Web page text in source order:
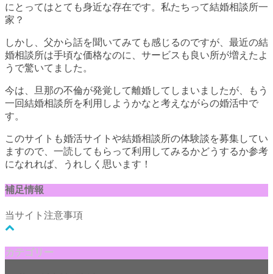
にとってはとても身近な存在です。私たちって結婚相談所一
家？
しかし、父から話を聞いてみても感じるのですが、最近の結
婚相談所は手頃な価格なのに、サービスも良い所が増えたよ
うで驚いてました。
今は、旦那の不倫が発覚して離婚してしまいましたが、もう
一回結婚相談所を利用しようかなと考えながらの婚活中で
す。
このサイトも婚活サイトや結婚相談所の体験談を募集してい
ますので、一読してもらって利用してみるかどうするか参考
になれれば、うれしく思います！
補足情報
当サイト注意事項
カテゴリー